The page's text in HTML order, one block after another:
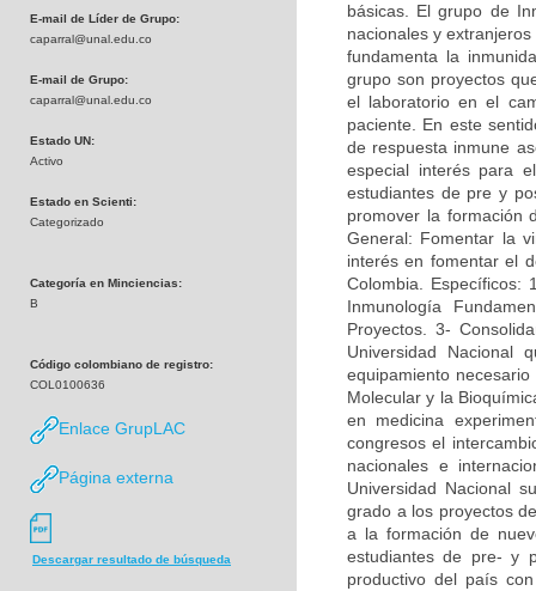
E-mail de Líder de Grupo:
caparral@unal.edu.co
E-mail de Grupo:
caparral@unal.edu.co
Estado UN:
Activo
Estado en Scienti:
Categorizado
Categoría en Minciencias:
B
Código colombiano de registro:
COL0100636
Enlace GrupLAC
Página externa
Descargar resultado de búsqueda
básicas. El grupo de
nacionales y
fundamenta la
grupo son proyectos
el laboratorio en el
paciente. En este
de respuesta inmune
especial interés para
estudiantes de pre y
promover la formación
General: Fomentar la
interés en fomentar el
Colombia. Específicos:
Inmunología
Proyectos. 3-
Universidad
equipamiento
Molecular y la
en medicina
congresos el
nacionales e
Universidad Nacional
grado a los proyectos
a la formación de
estudiantes de pre- y
productivo del país